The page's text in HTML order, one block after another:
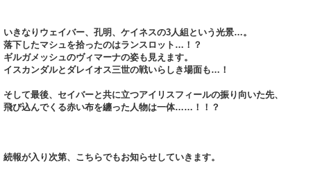
いきなりウェイバー、孔明、ケイネスの3人組という光景…。
落下したマシュを拾ったのはランスロット…！？
ギルガメッシュのヴィマーナの姿も見えます。
イスカンダルとダレイオス三世の戦いらしき場面も…！
そして最後、セイバーと共に立つアイリスフィールの振り向いた先、
飛び込んでくる赤い布を纏った人物は一体……！！？
続報が入り次第、こちらでもお知らせしていきます。